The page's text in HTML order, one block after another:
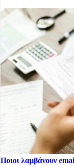
Ποιοι λαμβάνουν